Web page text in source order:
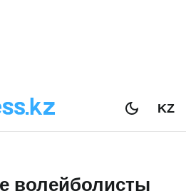
KZ
волейболисты